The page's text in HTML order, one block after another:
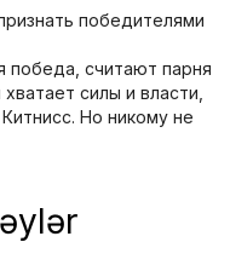
победителями
победа, считают парня
силы и власти,
Но никому не